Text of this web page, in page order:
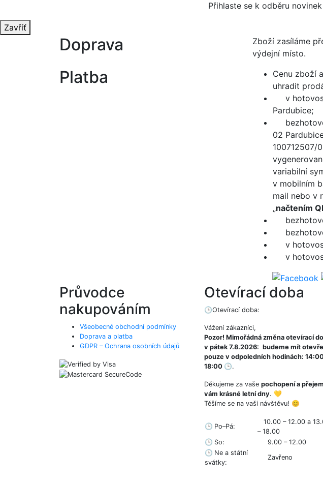
Přihlaste se k odběru
Zavříť
Doprava
Zboží zasíláme
výdejní místo.
Platba
Cenu zboží
uhradit
v
Pardubice;
02
100712507/
variabilní
v mobilním
mail nebo v
„načtením
v
v
Průvodce
nakupováním
Všeobecné obchodní podmínky
Doprava a platba
GDPR – Ochrana osobních údajů
Otevírací doba
🕒Otevírací doba:
Vážení zákazníci,
Pozor! Mimořádná změna otevírací
v pátek 7.8.2026: budeme mít
pouze v odpoledních hodinách:
18:00 🕒.
Děkujeme za vaše pochopení a
vám krásné letní dny. 💛
Těšíme se na vaši návštěvu! 😊
🕒 Po–Pá:
10.00 – 12.00 a
– 18.00
🕒 So:
9.00 – 12.00
🕒 Ne a státní
svátky:
Zavřeno